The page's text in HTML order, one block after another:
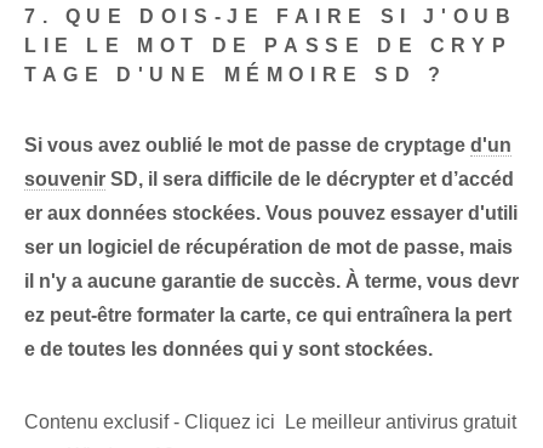
7. QUE DOIS-JE FAIRE SI J'OUB
LIE LE MOT DE PASSE DE CRYP
TAGE D'UNE MÉMOIRE SD ?
Si vous avez oublié le mot de passe de cryptage d'un
souvenir SD, il sera difficile de le décrypter et d’accéd
er aux données stockées. Vous pouvez essayer d'utili
ser un logiciel de récupération de mot de passe, mais
il n'y a aucune garantie de succès. À terme, vous devr
ez peut-être formater la carte, ce qui entraînera la pert
e de toutes les données qui y sont stockées.
Contenu exclusif - Cliquez ici Le meilleur antivirus gratuit